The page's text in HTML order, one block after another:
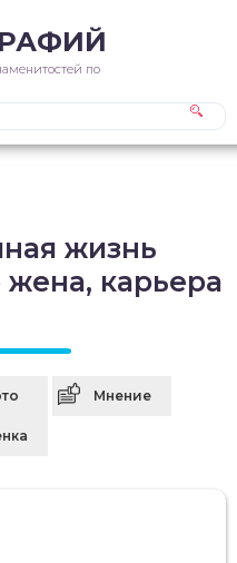
по
жизнь
жена, карьера
Мнение